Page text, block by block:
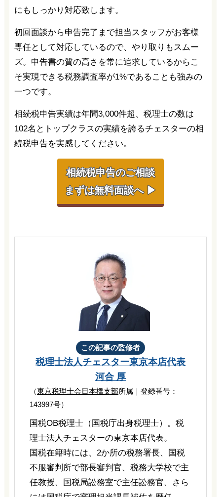
にもしっかり対応致します。
初回面談から申告完了まで担当スタッフがお客様
専任として対応しているので、やり取りもスムー
ズ。申告書の質の高さを常に追求しているからこ
そ実現できる税務調査率が1%であることも強みの
一つです。
相続税申告実績は年間3,000件超、税理士の数は
102名とトップクラスの実績を誇るチェスターの相
続税申告を実感してください。
相続税申告のご相談
まずは無料面談へ ▶
この記事の監修者
税理士法人チェスター東京本店代表
河合 厚
（東京税理士会日本橋支部所属｜登録番号：
143997号）
国税OB税理士（国税庁出身税理士）。税
理士法人チェスターの東京本店代表。
国税在籍時には、2か所の税務署長、国税
不服審判所で部長審判官、税務大学校で主
任教授、国税局訟務室で主任訟務官、さら